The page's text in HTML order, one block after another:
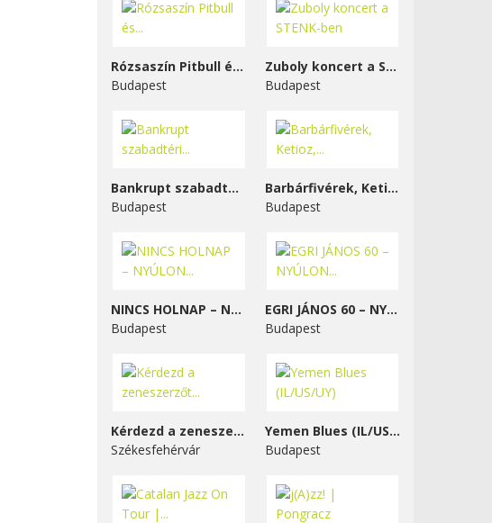
Rózsaszín Pitbull és...
Budapest
Zuboly koncert a STENK-ben
Budapest
Bankrupt szabadtéri...
Budapest
Barbárfivérek, Ketioz,...
Budapest
NINCS HOLNAP – NYÚLON...
Budapest
EGRI JÁNOS 60 – NYÚLON...
Budapest
Kérdezd a zeneszerzőt...
Székesfehérvár
Yemen Blues (IL/US/UY)
Budapest